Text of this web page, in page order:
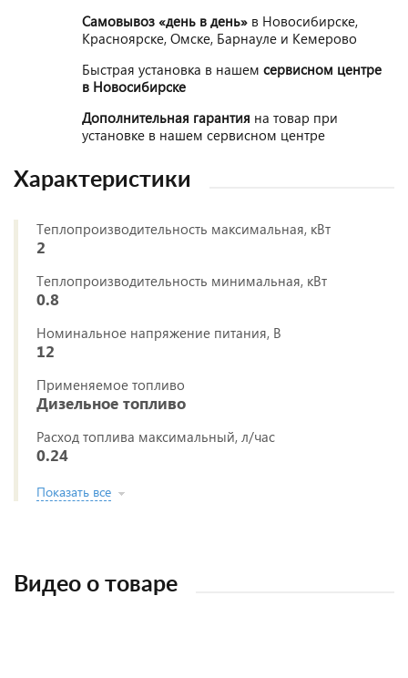
Самовывоз «день в день» в Новосибирске,
Красноярске, Омске, Барнауле и Кемерово
Быстрая установка в нашем сервисном центре
в Новосибирске
Дополнительная гарантия на товар при
установке в нашем сервисном центре
Характеристики
Теплопроизводительность максимальная, кВт
2
Теплопроизводительность минимальная, кВт
0.8
Номинальное напряжение питания, В
12
Применяемое топливо
Дизельное топливо
Расход топлива максимальный, л/час
0.24
Показать все
Видео о товаре